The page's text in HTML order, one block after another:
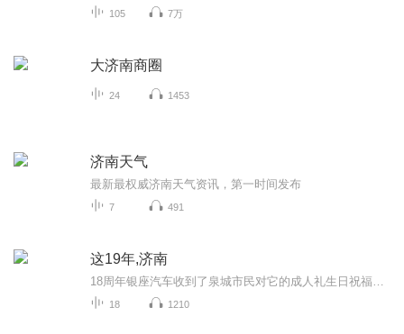
105 7万
大济南商圈
24 1453
济南天气
最新最权威济南天气资讯，第一时间发布
7 491
这19年,济南
18 1210